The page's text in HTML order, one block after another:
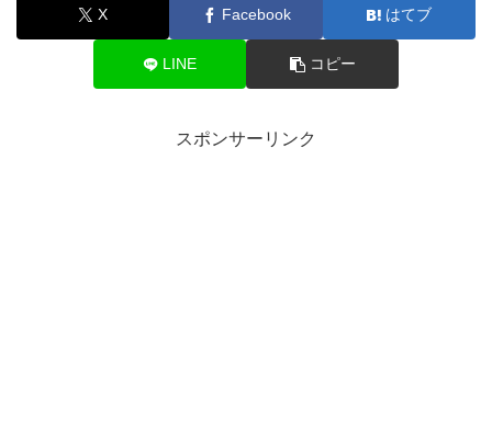
X Facebook はてブ
LINE コピー
スポンサーリンク